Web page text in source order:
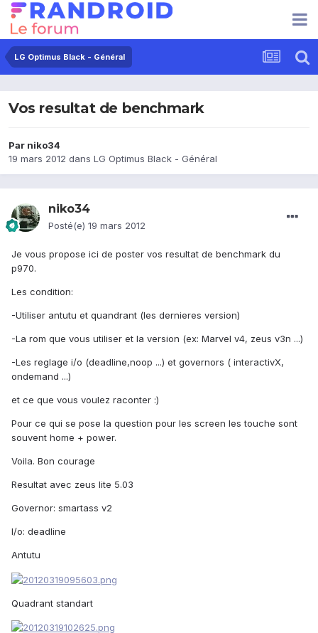
LG Optimus Black - Général
Vos resultat de benchmark
Par niko34
19 mars 2012 dans LG Optimus Black - Général
niko34
Posté(e) 19 mars 2012
Je vous propose ici de poster vos resultat de benchmark du
p970.
Les condition:
-Utiliser antutu et quandrant (les dernieres version)
-La rom que vous utiliser et la version (ex: Marvel v4, zeus v3n ...)
-Les reglage i/o (deadline,noop ...) et governors ( interactivX,
ondemand ...)
et ce que vous voulez raconter :)
Pour ce qui se pose la question pour les screen les touche sont
souvent home + power.
Voila. Bon courage
Resultat avec zeus lite 5.03
Governor: smartass v2
I/o: deadline
Antutu
Quadrant standart